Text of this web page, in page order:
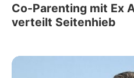
Co-Parenting mit Ex
verteilt Seitenhieb